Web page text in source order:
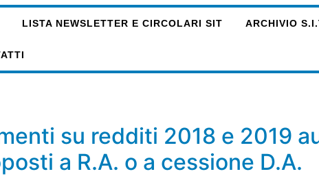
LISTA NEWSLETTER E CIRCOLARI SIT ARCHIVIO
su redditi 2018 e 2019
a R.A. o a cessione D.A.